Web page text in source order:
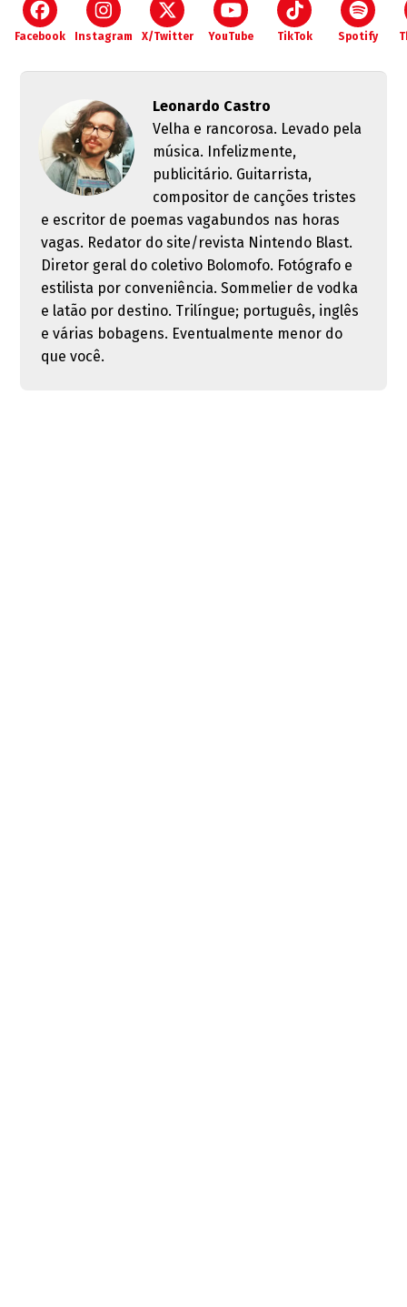
Facebook Instagram X/Twitter YouTube TikTok Spotify
Leonardo Castro
Velha e rancorosa. Levado pela
música. Infelizmente,
publicitário. Guitarrista,
compositor de canções tristes
e escritor de poemas vagabundos nas horas
vagas. Redator do site/revista Nintendo Blast.
Diretor geral do coletivo Bolomofo. Fotógrafo e
estilista por conveniência. Sommelier de vodka
e latão por destino. Trilíngue; português, inglês
e várias bobagens. Eventualmente menor do
que você.